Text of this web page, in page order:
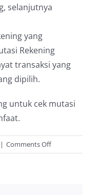
selanjutnya
yang
Rekening
transaksi yang
dipilih.
untuk cek mutasi
| Comments Offon
Tips